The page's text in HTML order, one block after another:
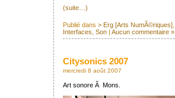
(suite…)
Publié dans > Erg [Arts NumÃ©riques]
Interfaces Son | Aucun commentaire »
Citysonics 2007
mercredi 8 août 2007
Art sonore Ã Mons.